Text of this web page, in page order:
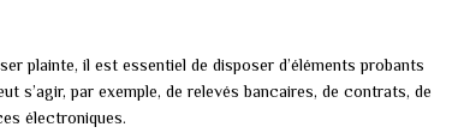
plainte, il est essentiel de disposer d’éléments probants
s’agir, par exemple, de relevés bancaires, de contrats, de
électroniques.